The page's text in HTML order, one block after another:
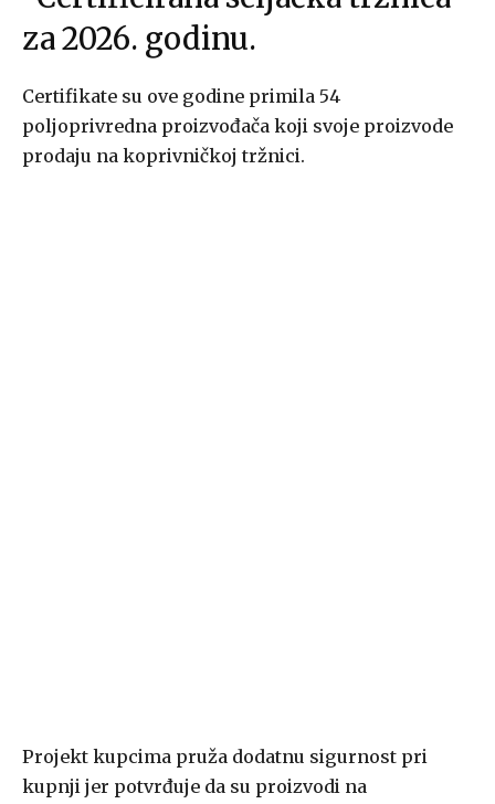
za 2026. godinu.
Certifikate su ove godine primila 54
poljoprivredna proizvođača koji svoje proizvode
prodaju na koprivničkoj tržnici.
Projekt kupcima pruža dodatnu sigurnost pri
kupnji jer potvrđuje da su proizvodi na